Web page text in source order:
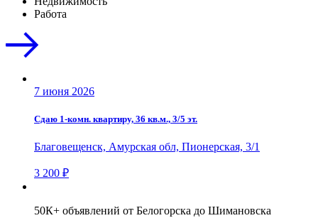
Работа
7 июня 2026
Сдаю 1-комн. квартиру, 36 кв.м., 3/5 эт.
Благовещенск, Амурская обл, Пионерская, 3/1
3 200 ₽
50К+ объявлений от Белогорска до Шимановска